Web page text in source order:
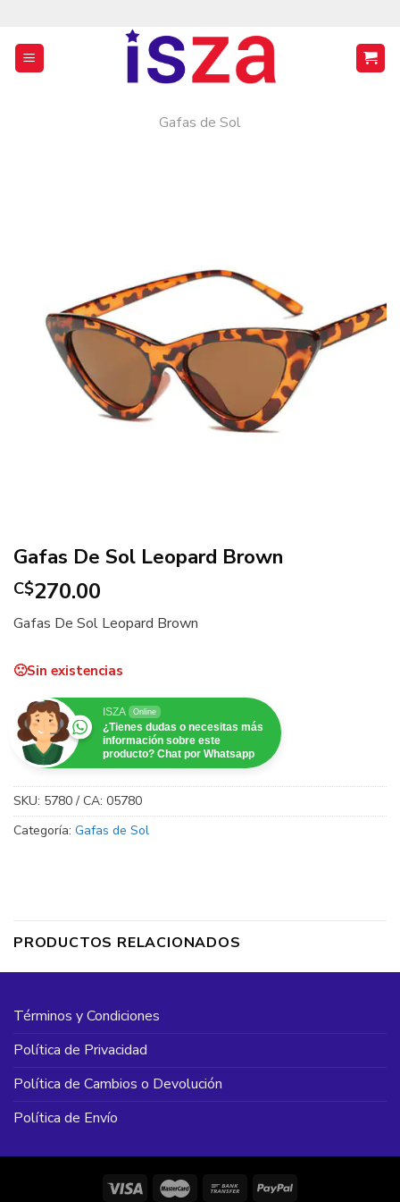
contenido
Gafas de Sol
Gafas De Sol Leopard Brown
C$270.00
Gafas De Sol Leopard Brown
Sin existencias
ISZA Online
¿Tienes dudas o necesitas más
información sobre este
producto? Chat por Whatsapp
SKU: 5780 / CA: 05780
Categoría: Gafas de Sol
PRODUCTOS RELACIONADOS
Términos y Condiciones
Política de Privacidad
Política de Cambios o Devolución
Política de Envío